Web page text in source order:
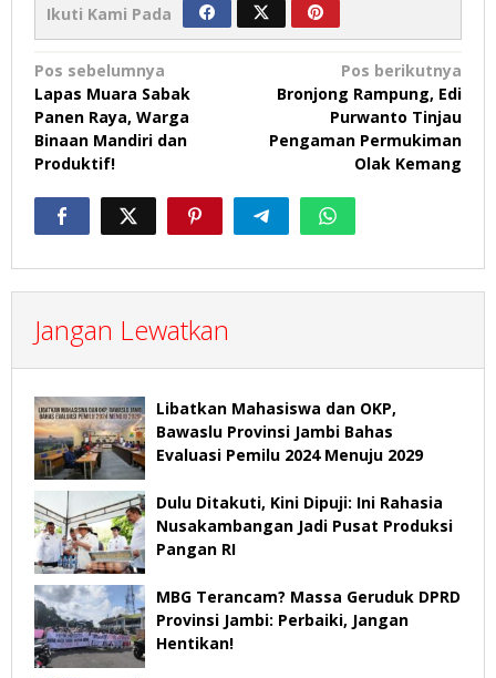
Ikuti Kami Pada
Navigasi
pos
Pos sebelumnya
Lapas Muara Sabak
Panen Raya, Warga
Binaan Mandiri dan
Produktif!
Pos berikutnya
Bronjong Rampung, Edi
Purwanto Tinjau
Pengaman Permukiman
Olak Kemang
Jangan Lewatkan
Libatkan Mahasiswa dan OKP,
Bawaslu Provinsi Jambi Bahas
Evaluasi Pemilu 2024 Menuju 2029
Dulu Ditakuti, Kini Dipuji: Ini Rahasia
Nusakambangan Jadi Pusat Produksi
Pangan RI
MBG Terancam? Massa Geruduk DPRD
Provinsi Jambi: Perbaiki, Jangan
Hentikan!